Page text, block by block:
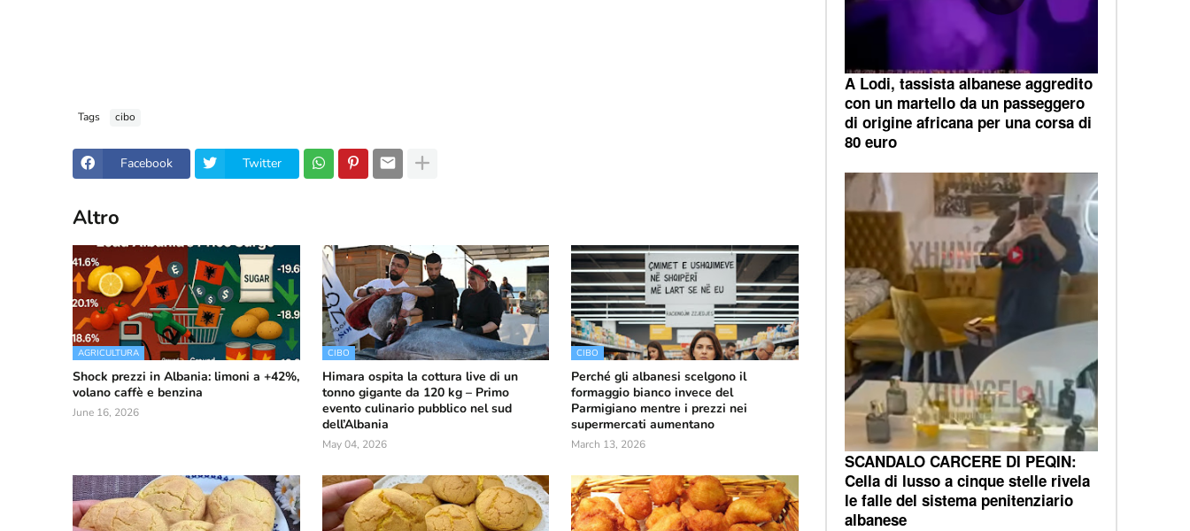
Tags cibo
Facebook Twitter
Altro
AGRICULTURA
Shock prezzi in Albania: limoni a +42%,
volano caffè e benzina
June 16, 2026
CIBO
Himara ospita la cottura live di un
tonno gigante da 120 kg – Primo
evento culinario pubblico nel sud
dell’Albania
May 04, 2026
CIBO
Perché gli albanesi scelgono il
formaggio bianco invece del
Parmigiano mentre i prezzi nei
supermercati aumentano
March 13, 2026
A Lodi, tassista albanese aggredito
con un martello da un passeggero
di origine africana per una corsa di
80 euro
SCANDALO CARCERE DI PEQIN:
Cella di lusso a cinque stelle rivela
le falle del sistema penitenziario
albanese